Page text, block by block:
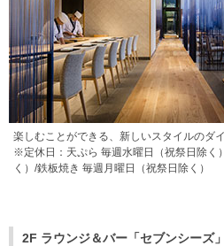
楽しむことができる、新しいスタイルのダ
※定休日：天ぷら 毎週水曜日（祝祭日除く
く）/鉄板焼き 毎週月曜日（祝祭日除く）
2F ラウンジ＆バー「セブンシーズ」